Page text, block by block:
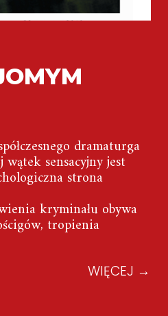
dramaturga
sensacyjny jest
strona
kryminału obywa
tropienia
WIĘCEJ →